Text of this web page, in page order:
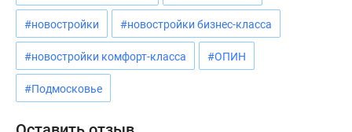
Контакты
Реклама
сайте
Дзен
Машино-
#новостройки #новостройки бизнес-класса
#новостройки комфорт-класса #ОПИН
#Подмосковье